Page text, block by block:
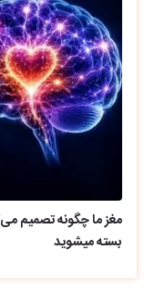
مغز ما چگونه تصمیم
بسته میشوید